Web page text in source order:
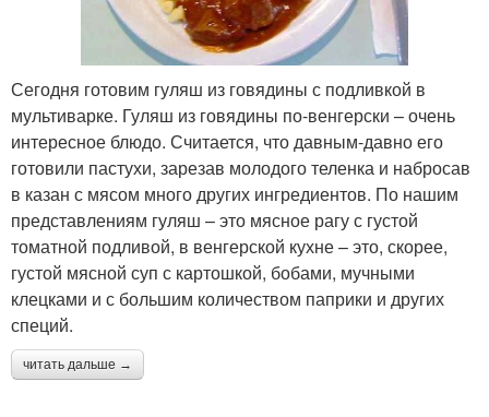
Сегодня готовим гуляш из говядины с подливкой в
мультиварке. Гуляш из говядины по-венгерски – очень
интересное блюдо. Считается, что давным-давно его
готовили пастухи, зарезав молодого теленка и набросав
в казан с мясом много других ингредиентов. По нашим
представлениям гуляш – это мясное рагу с густой
томатной подливой, в венгерской кухне – это, скорее,
густой мясной суп с картошкой, бобами, мучными
клецками и с большим количеством паприки и других
специй.
читать дальше →